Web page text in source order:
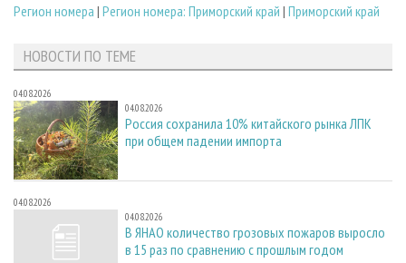
Регион номера | Регион номера: Приморский край | Приморский край
НОВОСТИ ПО ТЕМЕ
04.08.2026
04.08.2026
Россия сохранила 10% китайского рынка ЛПК
при общем падении импорта
04.08.2026
04.08.2026
В ЯНАО количество грозовых пожаров выросло
в 15 раз по сравнению с прошлым годом